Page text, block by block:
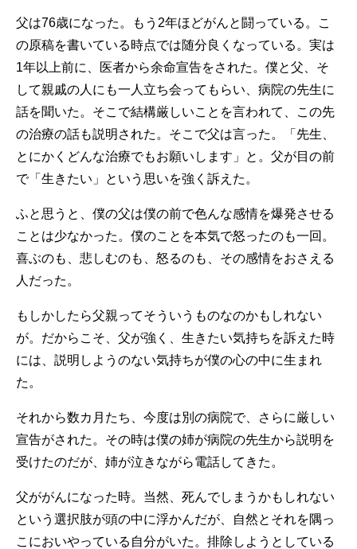
父は76歳になった。もう2年ほどがんと闘っている。こ
の原稿を書いている時点では随分良くなっている。実は
1年以上前に、医者から余命宣告をされた。僕と父、そ
して親戚の人にも一人立ち会ってもらい、病院の先生に
話を聞いた。そこで結構厳しいことを言われて、この先
の治療の話も説明された。そこで父は言った。「先生、
とにかくどんな治療でもお願いします」と。父が目の前
で「生きたい」という思いを強く訴えた。
ふと思うと、僕の父は僕の前で色んな感情を爆発させる
ことは少なかった。僕のことを本気で怒ったのも一回。
喜ぶのも、悲しむのも、怒るのも、その感情をおさえる
人だった。
もしかしたら父親ってそういうものなのかもしれない
が。だからこそ、父が強く、生きたい気持ちを訴えた時
には、説明しようのない気持ちが僕の心の中に生まれ
た。
それから数カ月たち、今度は別の病院で、さらに厳しい
宣告がされた。その時は僕の姉が病院の先生から説明を
受けたのだが、姉が泣きながら電話してきた。
父ががんになった時。当然、死んでしまうかもしれない
という選択肢が頭の中に浮かんだが、自然とそれを隅っ
こにおいやっている自分がいた。排除しようとしている